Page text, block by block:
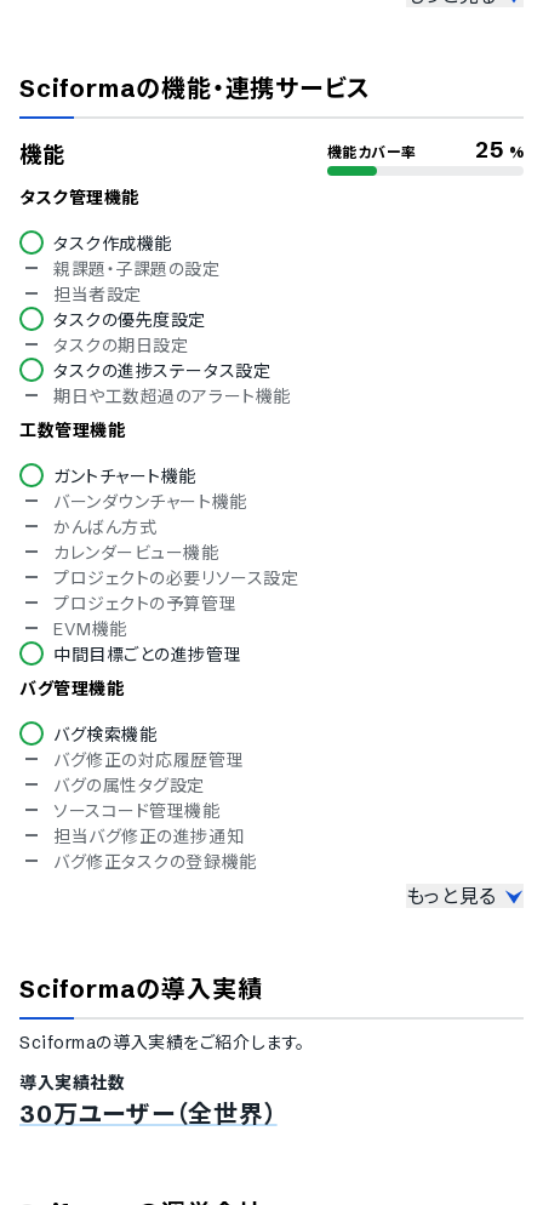
冗長化
通信の暗号化
IP制限
二要素認証・二段階認証
シングルサインオン
対応言語
中国語
デンマーク語
オランダ語
英語
フィンランド語
フランス語
イタリア語
韓国語
ノルウェー語
ポルトガル語
ロシア語
スペイン語
スウェーデン語
タイ語
インドネシア語
チェコ語
ヘブライ語
ハンガリー語
ポーランド語
トルコ語
ベトナム語
Sciformaの機能・連携サービス
機能 機能カバー率 25 %
タスク管理機能
タスク作成機能
親課題・子課題の設定
担当者設定
タスクの優先度設定
タスクの期日設定
タスクの進捗ステータス設定
期日や工数超過のアラート機能
工数管理機能
ガントチャート機能
バーンダウンチャート機能
かんばん方式
カレンダービュー機能
プロジェクトの必要リソース設定
プロジェクトの予算管理
EVM機能
中間目標ごとの進捗管理
バグ管理機能
バグ検索機能
バグ修正の対応履歴管理
バグの属性タグ設定
ソースコード管理機能
担当バグ修正の進捗通知
バグ修正タスクの登録機能
ワークフロー機能
レポート作成機能
アクセス権限管理機能
Wikiでの情報共有
ファイル共有機能
タスクへのコメント機能
もっと見る
Sciformaの導入実績
Sciformaの導入実績をご紹介します。
導入実績社数
30万ユーザー（全世界）